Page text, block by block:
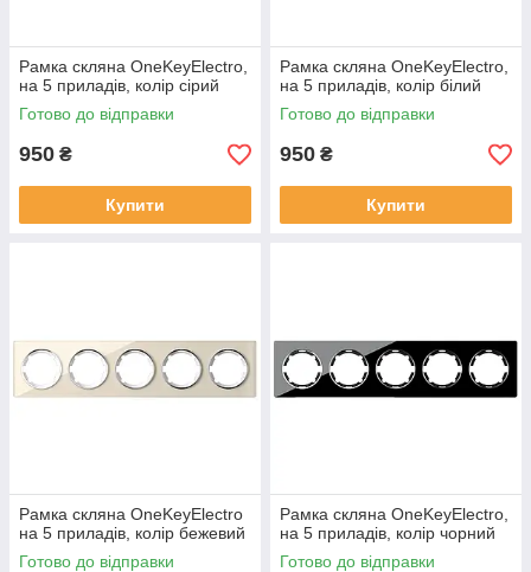
Рамка скляна OneKeyElectro,
на 5 приладів, колір сірий
Готово до відправки
950 ₴
Купити
Рамка скляна OneKeyElectro,
на 5 приладів, колір білий
Готово до відправки
950 ₴
Купити
Рамка скляна OneKeyElectro
на 5 приладів, колір бежевий
Готово до відправки
Рамка скляна OneKeyElectro,
на 5 приладів, колір чорний
Готово до відправки